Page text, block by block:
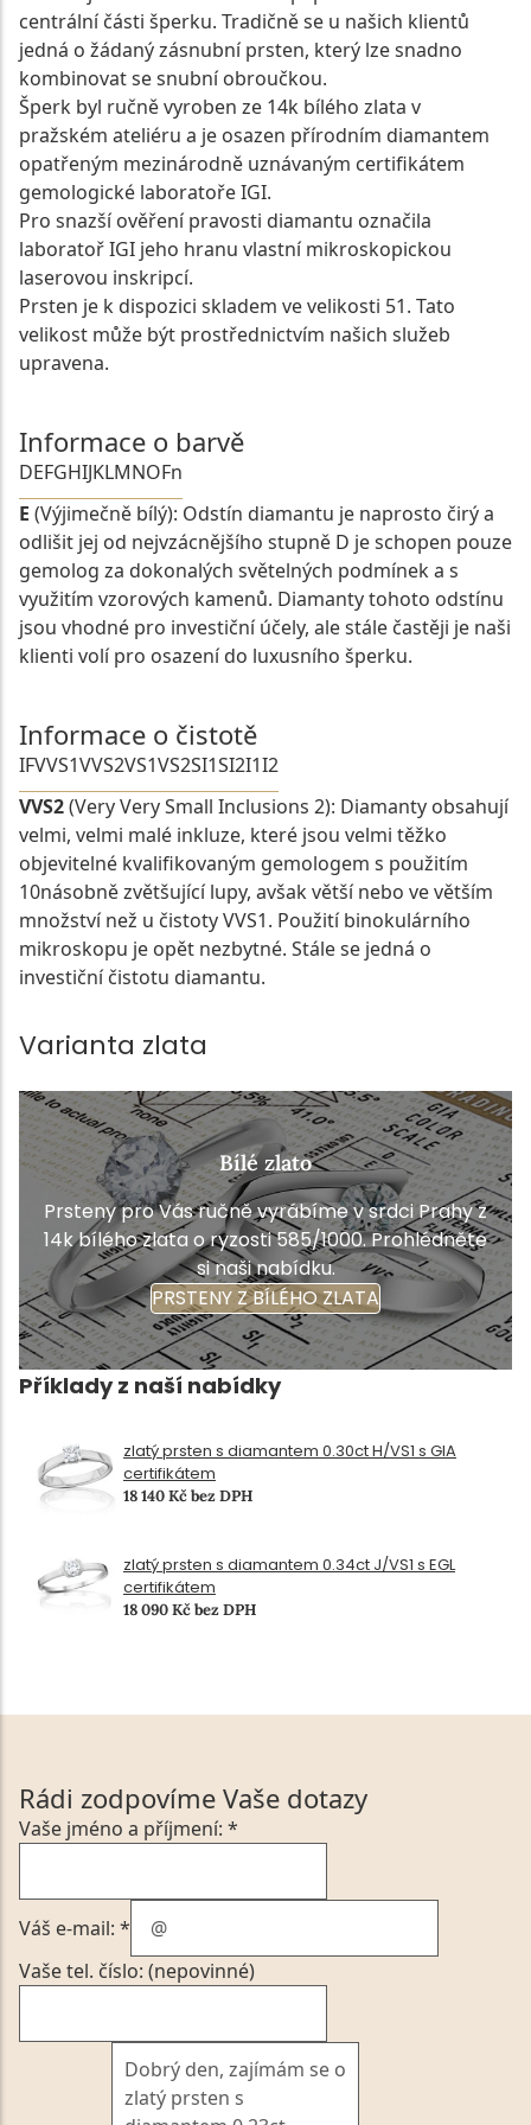
centrální části šperku. Tradičně se u našich klientů
jedná o žádaný zásnubní prsten, který lze snadno
kombinovat se snubní obroučkou.
Šperk byl ručně vyroben ze 14k bílého zlata v
pražském ateliéru a je osazen přírodním diamantem
opatřeným mezinárodně uznávaným certifikátem
gemologické laboratoře IGI.
Pro snazší ověření pravosti diamantu označila
laboratoř IGI jeho hranu vlastní mikroskopickou
laserovou inskripcí.
Prsten je k dispozici skladem ve velikosti 51. Tato
velikost může být prostřednictvím našich služeb
upravena.
Informace o barvě
DEFGHIJKLMNOFn
E (Výjimečně bílý): Odstín diamantu je naprosto čirý a
odlišit jej od nejvzácnějšího stupně D je schopen pouze
gemolog za dokonalých světelných podmínek a s
využitím vzorových kamenů. Diamanty tohoto odstínu
jsou vhodné pro investiční účely, ale stále častěji je naši
klienti volí pro osazení do luxusního šperku.
Informace o čistotě
IFVVS1VVS2VS1VS2SI1SI2I1I2
VVS2(Very Very Small Inclusions 2): Diamanty obsahují
velmi, velmi malé inkluze, které jsou velmi těžko
objevitelné kvalifikovaným gemologem s použitím
10násobně zvětšující lupy, avšak větší nebo ve větším
množství než u čistoty VVS1. Použití binokulárního
mikroskopu je opět nezbytné. Stále se jedná o
investiční čistotu diamantu.
Varianta zlata
Bílé zlato
Prsteny pro Vás ručně vyrábíme v srdci Prahy z
14k bílého zlata o ryzosti 585/1000. Prohlédněte
si naši nabídku.
PRSTENY Z BÍLÉHO ZLATA
Příklady z naší nabídky
zlatý prsten s diamantem 0.30ct H/VS1 s GIA
certifikátem
18 140 Kč bez DPH
zlatý prsten s diamantem 0.34ct J/VS1 s EGL
certifikátem
18 090 Kč bez DPH
Rádi zodpovíme Vaše dotazy
Vaše jméno a příjmení: *
Váš e-mail: *
Vaše tel. číslo: (nepovinné)